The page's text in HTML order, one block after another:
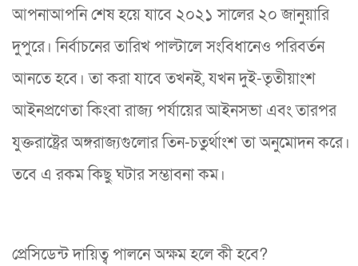
আপনাআপনি শেষ হয়ে যাবে ২০২১ সালের ২০ জানুয়ারি
দুপুরে। নির্বাচনের তারিখ পাল্টালে সংবিধানেও পরিবর্তন
আনতে হবে। তা করা যাবে তখনই, যখন দুই-তৃতীয়াংশ
আইনপ্রণেতা কিংবা রাজ্য পর্যায়ের আইনসভা এবং তারপর
যুক্তরাষ্ট্রের অঙ্গরাজ্যগুলোর তিন-চতুর্থাংশ তা অনুমোদন করে।
তবে এ রকম কিছু ঘটার সম্ভাবনা কম।
প্রেসিডেন্ট দায়িত্ব পালনে অক্ষম হলে কী হবে?